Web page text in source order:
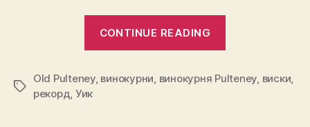
CONTINUE READING
Уика
Tags
Old Pulteney, винокурни, винокурня Pulteney, виски,
рекорд, Уик